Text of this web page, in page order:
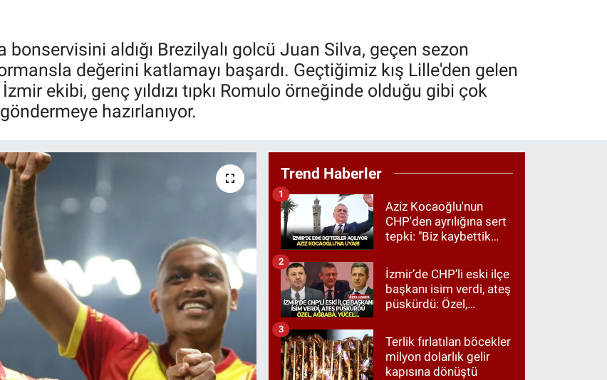
aldığı Brezilyalı golcü Juan Silva, geçen sezon
değerini katlamayı başardı. Geçtiğimiz kış Lille'den gelen
ekibi, genç yıldızı tıpkı Romulo örneğinde olduğu gibi çok
hazırlanıyor.
Trend Haberler
Aziz Kocaoğlu'nun
CHP'den ayrılığına sert
tepki: "Biz kaybettik
etmedik"
1
İzmir’de CHP’li eski ilçe
başkanı isim verdi, ateş
püskürdü: Özel,
2
Terlik fırlatılan böcekler
milyon dolarlık gelir
kapısına dönüştü
3